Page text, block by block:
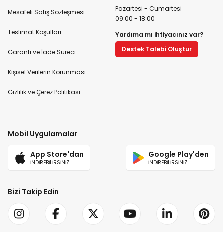
Mesafeli Satış Sözleşmesi
Teslimat Koşulları
Garanti ve İade Süreci
Kişisel Verilerin Korunması
Gizlilik ve Çerez Politikası
Pazartesi - Cumartesi
09:00 - 18:00
Yardıma mı ihtiyacınız var?
Destek Talebi Oluştur
Mobil Uygulamalar
App Store'dan
İNDİREBİLİRSİNİZ
Google Play'den
İNDİREBİLİRSİNİZ
Bizi Takip Edin